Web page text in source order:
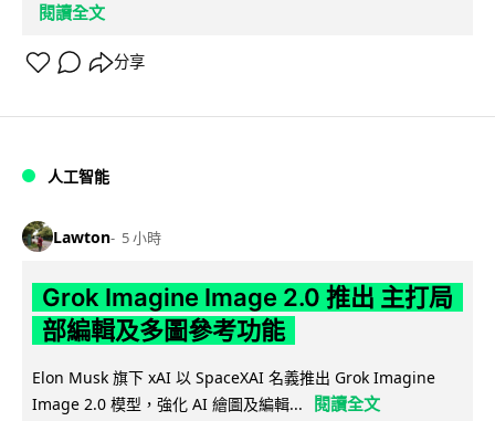
閱讀全文
分享
人工智能
Lawton 5 小時
Grok Imagine Image 2.0 推出 主打局
部編輯及多圖參考功能
Elon Musk 旗下 xAI 以 SpaceXAI 名義推出 Grok Imagine
Image 2.0 模型，強化 AI 繪圖及編輯...
閱讀全文